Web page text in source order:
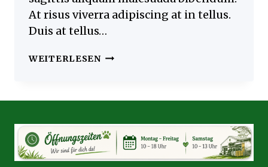
At risus viverra adipiscing at in tellus.
Duis at tellus…
WEITERLESENKNOWING
VS.
KNOWING
HOW